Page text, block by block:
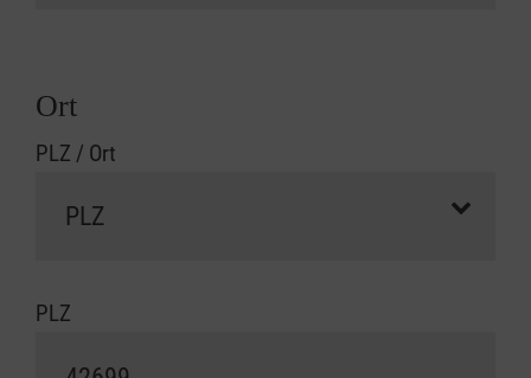
Ort
PLZ / Ort
PLZ